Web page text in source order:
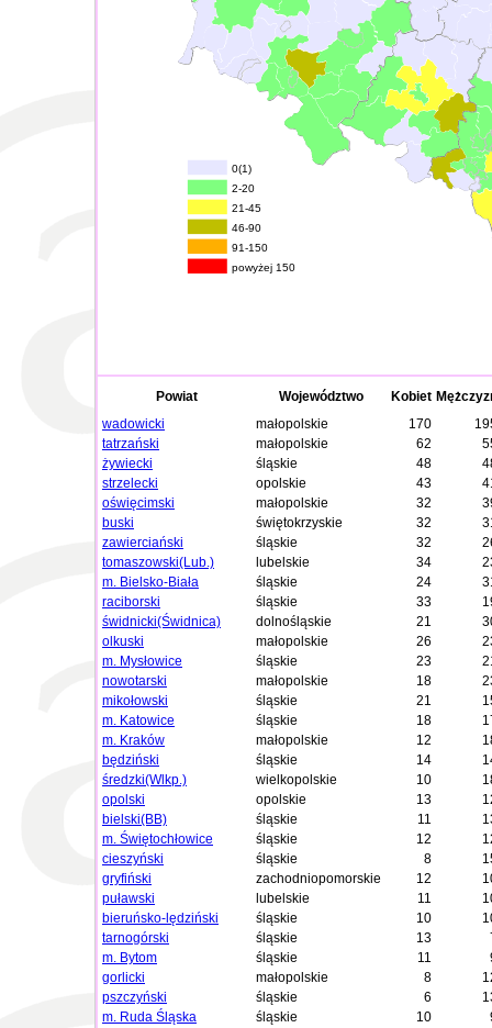
0(1)
2-20
21-45
46-90
91-150
powyżej 150
Powiat Województwo Kobiet
wadowicki
małopolskie 170
tatrzański
małopolskie 62
żywiecki
śląskie 48
strzelecki
opolskie 43
oświęcimski
małopolskie 32
buski
świętokrzyskie 32
zawierciański
śląskie 32
tomaszowski(Lub.)
lubelskie 34
m. Bielsko-Biała
śląskie 24
raciborski
śląskie 33
świdnicki(Świdnica)
dolnośląskie 21
olkuski
małopolskie 26
m. Mysłowice
śląskie 23
nowotarski
małopolskie 18
mikołowski
śląskie 21
m. Katowice
śląskie 18
m. Kraków
małopolskie 12
będziński
śląskie 14
średzki(Wlkp.)
wielkopolskie 10
opolski
opolskie 13
bielski(BB)
śląskie 11
m. Świętochłowice
śląskie 12
cieszyński
śląskie 8
gryfiński
zachodniopomorskie 12
puławski
lubelskie 11
bieruńsko-lędziński
śląskie 10
tarnogórski
śląskie 13
m. Bytom
śląskie 11
gorlicki
małopolskie 8
pszczyński
śląskie 6
m. Ruda Śląska
śląskie 10